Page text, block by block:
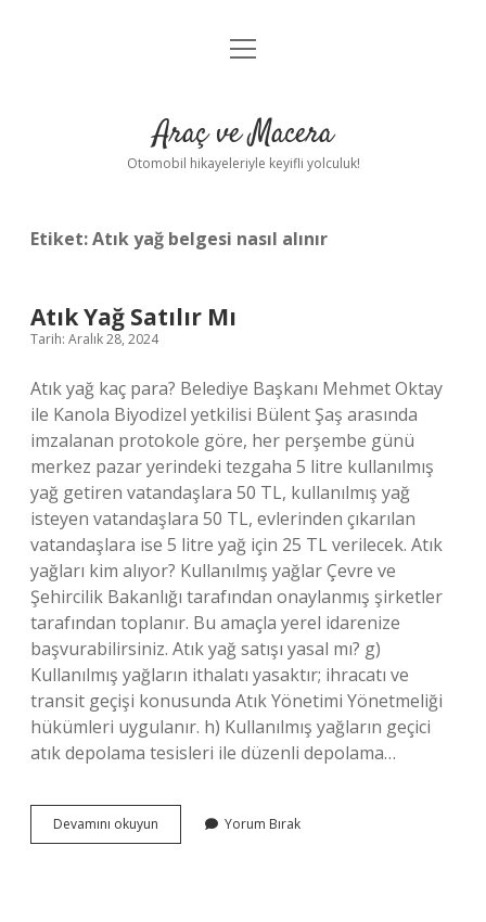
Anasayfa
Yasal Uyarı
menüyü
Araç ve Macera
Otomobil hikayeleriyle keyifli yolculuk!
Etiket:Atık yağ belgesi nasıl alınır
Atık Yağ Satılır Mı
Tarih: Aralık 28, 2024
Atık yağ kaç para? Belediye Başkanı Mehmet Oktay
ile Kanola Biyodizel yetkilisi Bülent Şaş arasında
imzalanan protokole göre, her perşembe günü
merkez pazar yerindeki tezgaha 5 litre kullanılmış
yağ getiren vatandaşlara 50 TL, kullanılmış yağ
isteyen vatandaşlara 50 TL, evlerinden çıkarılan
vatandaşlara ise 5 litre yağ için 25 TL verilecek. Atık
yağları kim alıyor? Kullanılmış yağlar Çevre ve
Şehircilik Bakanlığı tarafından onaylanmış şirketler
tarafından toplanır. Bu amaçla yerel idarenize
başvurabilirsiniz. Atık yağ satışı yasal mı? g)
Kullanılmış yağların ithalatı yasaktır; ihracatı ve
transit geçişi konusunda Atık Yönetimi Yönetmeliği
hükümleri uygulanır. h) Kullanılmış yağların geçici
atık depolama tesisleri ile düzenli depolama…
Devamını okuyun
Yağ
Yorum Bırak